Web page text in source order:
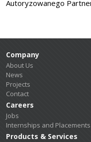
Autoryzowanego
Company
About Us
News
Projects
Contact
Careers
Jobs
Internships and Placements
Products & Services